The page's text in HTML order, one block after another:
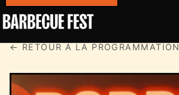
← RETOUR À LA PROGRAMMATION